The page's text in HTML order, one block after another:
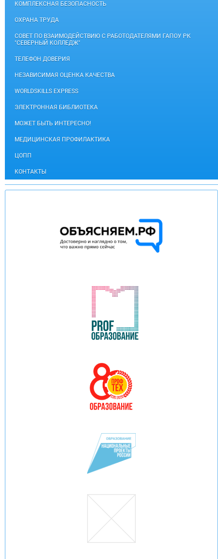
КОМПЛЕКСНАЯ БЕЗОПАСНОСТЬ
ОХРАНА ТРУДА
СОВЕТ ПО ВЗАИМОДЕЙСТВИЮ С РАБОТОДАТЕЛЯМИ ГАПОУ РК
"СЕВЕРНЫЙ КОЛЛЕДЖ"
ТЕЛЕФОН ДОВЕРИЯ
НЕЗАВИСИМАЯ ОЦЕНКА КАЧЕСТВА
WORLDSKILLS EXPRESS
ЭЛЕКТРОННАЯ БИБЛИОТЕКА
МОЖЕТ БЫТЬ ИНТЕРЕСНО!
МЕДИЦИНСКАЯ ПРОФИЛАКТИКА
ЦОПП
КОНТАКТЫ